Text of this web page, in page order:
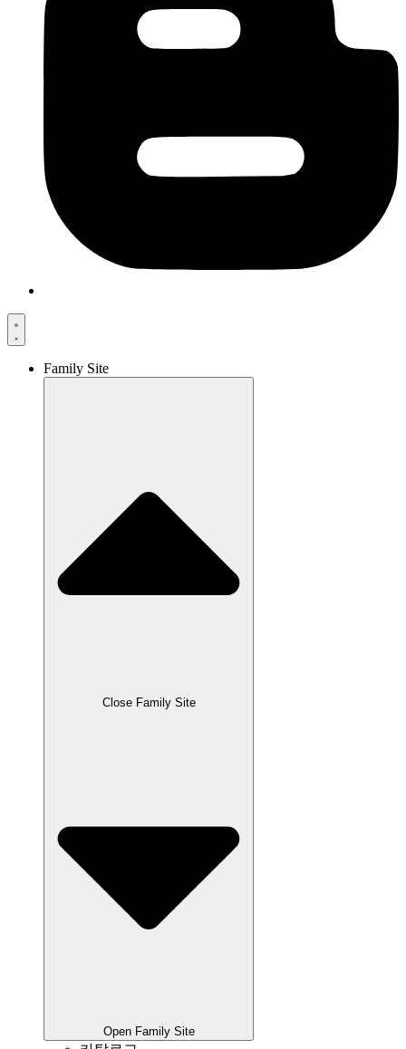
Family Site
Close Family Site
Open Family Site